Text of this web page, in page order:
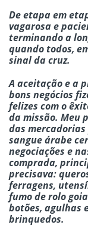
De etapa em
vagarosa e
terminando a
quando todos,
sinal da cruz.
A aceitação e a
bons negócios
felizes com o
da missão. Meu
das
sangue árabe
negociações e
comprada,
precisava:
ferragens,
fumo de rolo
botões, agulhas
brinquedos.